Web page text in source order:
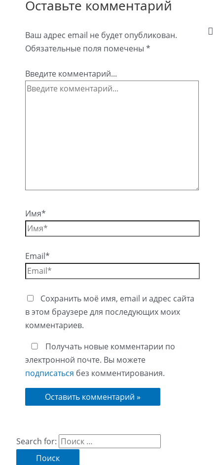
Оставьте комментарий
Ваш адрес email не будет опубликован.
Обязательные поля помечены *
Введите комментарий...
Имя*
Email*
Сохранить моё имя, email и адрес сайта
в этом браузере для последующих моих
комментариев.
Получать новые комментарии по
электронной почте. Вы можете
подписаться без комментирования.
Search for: